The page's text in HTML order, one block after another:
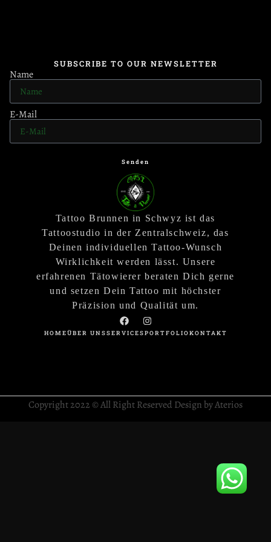
SUBSCRIBE TO OUR NEWSLETTER
Name
E-Mail
Senden
Tattoo Brunnen in Schwyz ist das
Tattoostudio in der Zentralschweiz, das
Deinen individuellen Tattoo-Wunsch
Wirklichkeit werden lässt. Unsere
erfahrenen Tätowierer beraten Dich gerne
und setzen Dein Tattoo mit höchster
Präzision und Qualität um.
HOMEÜBER UNSSERVICESPORTFOLIOKONTAKT
Copyright 2022 © All Right Reserved Design by Aterios